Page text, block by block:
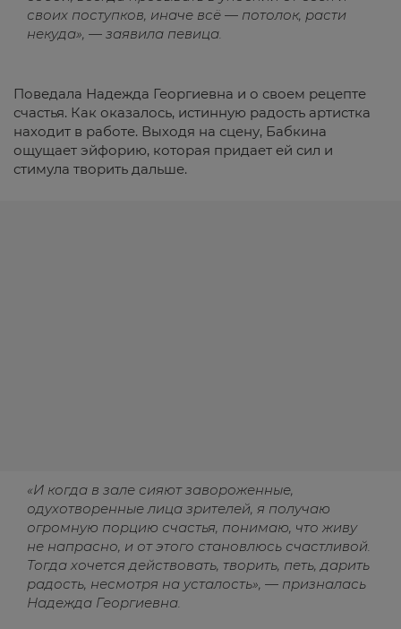
своих поступков, иначе всё — потолок, расти
некуда», — заявила певица.
Поведала Надежда Георгиевна и о своем рецепте
счастья. Как оказалось, истинную радость артистка
находит в работе. Выходя на сцену, Бабкина
ощущает эйфорию, которая придает ей сил и
стимула творить дальше.
«И когда в зале сияют завороженные,
одухотворенные лица зрителей, я получаю
огромную порцию счастья, понимаю, что живу
не напрасно, и от этого становлюсь счастливой.
Тогда хочется действовать, творить, петь, дарить
радость, несмотря на усталость», — призналась
Надежда Георгиевна.